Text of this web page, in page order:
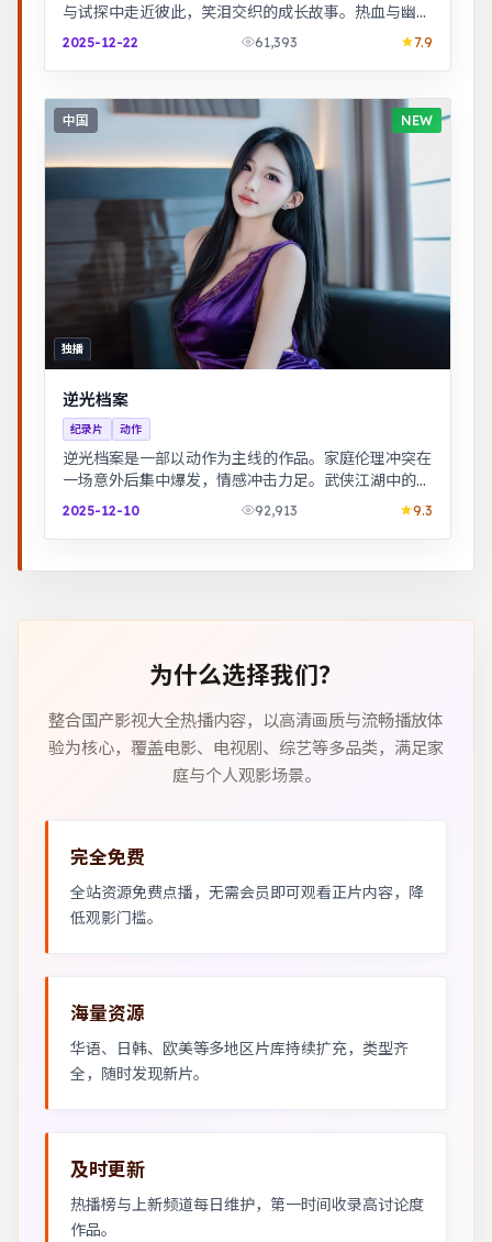
与试探中走近彼此，笑泪交织的成长故事。热血与幽默
并存，友情与信念贯穿始终，适合全家观看。
2025-12-22 61,393 7.9
中国 NEW
独播
逆光档案
纪录片 动作
逆光档案是一部以动作为主线的作品。家庭伦理冲突在
一场意外后集中爆发，情感冲击力足。武侠江湖中的道
义抉择，动作设计利落，意境悠远。
2025-12-10 92,913 9.3
为什么选择我们？
整合国产影视大全热播内容，以高清画质与流畅播放体
验为核心，覆盖电影、电视剧、综艺等多品类，满足家
庭与个人观影场景。
完全免费
全站资源免费点播，无需会员即可观看正片内容，降
低观影门槛。
海量资源
华语、日韩、欧美等多地区片库持续扩充，类型齐
全，随时发现新片。
及时更新
热播榜与上新频道每日维护，第一时间收录高讨论度
作品。